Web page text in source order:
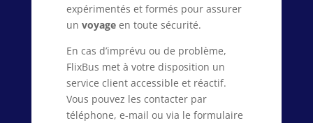
expérimentés et formés pour assurer
un voyageen toute sécurité.
En cas d’imprévu ou de problème,
FlixBus met à votre disposition un
service client accessible et réactif.
Vous pouvez les contacter par
téléphone, e-mail ou via le formulaire